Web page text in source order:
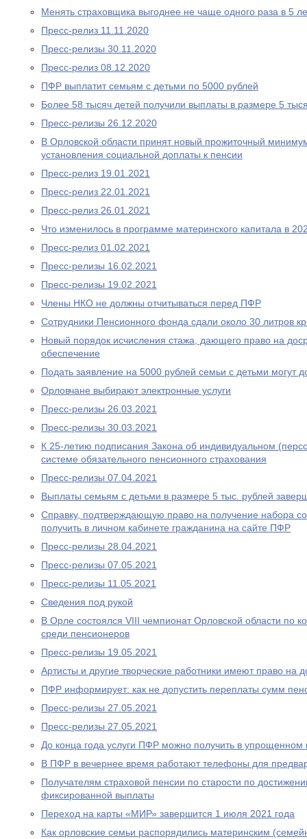
Менять страховщика выгоднее не чаще одного раза в 5
Пресс-релиз 11.11.2020
Пресс-релизы 30.11.2020
Пресс-релиз 08.12.2020
ПФР выплатит семьям с детьми по 5000 рублей
Более 58 тысяч детей получили выплаты в размере 5
Пресс-релизы 26.12.2020
В Орловской области принят новый прожиточный
установления социальной доплаты к пенсии
Пресс-релиз 19.01.2021
Пресс-релиз 22.01.2021
Пресс-релиз 26.01.2021
Что изменилось в программе материнского капитала в
Пресс-релиз 01.02.2021
Пресс-релизы 16.02.2021
Пресс-релизы 19.02.2021
Члены НКО не должны отчитываться перед ПФР
Сотрудники Пенсионного фонда сдали около 30 литров
Новый порядок исчисления стажа, дающего право на
обеспечение
Подать заявление на 5000 рублей семьи с детьми могут
Орловчане выбирают электронные услуги
Пресс-релизы 26.03.2021
Пресс-релизы 30.03.2021
К 25-летию подписания Закона об индивидуальном
системе обязательного пенсионного страхования
Пресс-релизы 07.04.2021
Выплаты семьям с детьми в размере 5 тыс. рублей
Справку, подтверждающую право на получение набора
получить в личном кабинете гражданина на сайте ПФР
Пресс-релизы 28.04.2021
Пресс-релизы 07.05.2021
Пресс-релизы 11.05.2021
Сведения под рукой
В Орле состоялся VIII чемпионат Орловской области по
среди пенсионеров
Пресс-релизы 19.05.2021
Артисты и другие творческие работники имеют право на
ПФР информирует: как не допустить переплаты сумм
Пресс-релизы 27.05.2021
Пресс-релизы 27.05.2021
До конца года услуги ПФР можно получить в упрощенном
В ПФР в вечернее время работают телефоны для
Получателям страховой пенсии по старости по
фиксированной выплаты
Переход на карты «МИР» завершится 1 июля 2021 года
Как орловские семьи распорядились материнским